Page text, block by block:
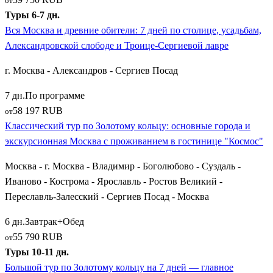
музеем Ф.М. Достоевского.
Верхневолжское направление представлено древнейТверью
с ее парадной застройкой, Путевым дворцом и памятником
Афанасию Никитину. В Тверской области маршруты
шитьем и пожарскими котлетами, живописный «водный»
Вышний Волочёк
Мемориалом Советскому солдату и старинные города вроде
Великих Лук.
Как забронировать и спланировать поездку по
Золотому кольцу
Для большинства путешественников главной отправной
точкой, откуда начинаются все ключевые туры, является
Москва. Именно из столицы ежедневно отправляются
десятки комфортабельных автобусов. В зависимости от ваших
Туры 6-7 дн.
Вся Москва и древние обители: 7 дней по столице, усадьбам,
Александровской слободе и Троице-Сергиевой лавре
г. Москва - Александров - Сергиев Посад
7 дн.По программе
от58 197 RUB
Классический тур по Золотому кольцу: основные города и
экскурсионная Москва с проживанием в гостинице "Космос"
Москва - г. Москва - Владимир - Боголюбово - Суздаль -
Иваново - Кострома - Ярославль - Ростов Великий -
Переславль-Залесский - Сергиев Посад - Москва
6 дн.Завтрак+Обед
от55 790 RUB
Туры 10-11 дн.
Большой тур по Золотому кольцу на 7 дней — главное